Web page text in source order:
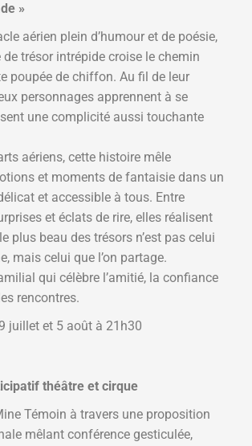
»
aérien plein d’humour et de poésie,
de trésor intrépide croise le chemin
poupée de chiffon. Au fil de leur
personnages apprennent à se
une complicité aussi touchante
aériens, cette histoire mêle
et moments de fantaisie dans un
et accessible à tous. Entre
et éclats de rire, elles réalisent
plus beau des trésors n’est pas celui
mais celui que l’on partage.
qui célèbre l’amitié, la confiance
rencontres.
juillet et 5 août à 21h30
théâtre et cirque
Témoin à travers une proposition
mêlant conférence gesticulée,